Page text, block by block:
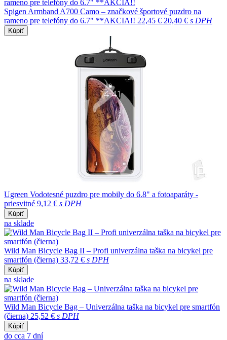
Spigen Armband A700 Camo – značkové športové puzdro na
rameno pre telefóny do 6.7" **AKCIA!! 22,45 € 20,40 € s DPH
Kúpiť
Ugreen Vodotesné puzdro pre mobily do 6.8" a fotoaparáty -
priesvitné 9,12 € s DPH
Kúpiť
na sklade
Wild Man Bicycle Bag II – Profi univerzálna taška na bicykel pre
smartfón (čierna) 33,72 € s DPH
Kúpiť
na sklade
Wild Man Bicycle Bag – Univerzálna taška na bicykel pre smartfón
(čierna) 25,52 € s DPH
Kúpiť
do cca 7 dní